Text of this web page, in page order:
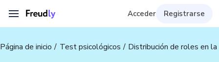
Acceder Registrarse
Página de inicio Test psicológicos Distribución de roles en